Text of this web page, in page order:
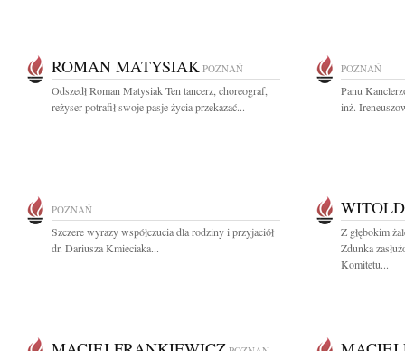
ROMAN MATYSIAK POZNAŃ
Odszedł Roman Matysiak Ten tancerz, choreograf,
reżyser potrafił swoje pasje życia przekazać...
POZNAŃ
Panu
inż.
POZNAŃ
Szczere wyrazy współczucia dla rodziny i przyjaciół
dr. Dariusza Kmieciaka...
Z głębokim
Zdunka
Komitetu...